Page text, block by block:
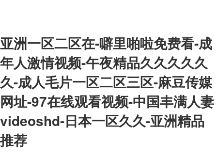
亚洲一区二区在-噼里啪啦免费看-成
年人激情视频-午夜精品久久久久久
久-成人毛片一区二区三区-麻豆传媒
网址-97在线观看视频-中国丰满人妻
videoshd-日本一区久久-亚洲精品
推荐